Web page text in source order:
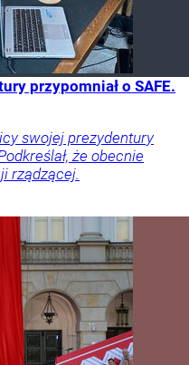
przypomniał o SAFE.
swojej prezydentury
że obecnie
rządzącej.